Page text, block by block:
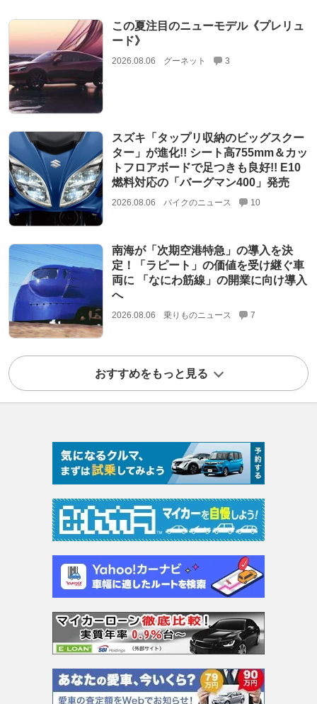
この夏注目のニューモデル《プレリュ
ード》
2026.08.06 グーネット 3
スズキ「タップリ収納のビッグスクー
ター」が進化!! シート高755mm＆カッ
トフロアボードで足つきも良好!! E10
燃料対応の「バーグマン400」発売
2026.08.06 バイクのニュース 10
南海が「次期空港特急」の導入を決
定！「ラピート」の価値を受け継ぐ車
両に 「なにわ筋線」の開業に向け導入
へ
2026.08.06 乗りものニュース 7
おすすめをもっと見る